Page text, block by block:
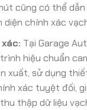
cũng có thể dẫn
diện chính xác
Tại Garage
hiệu chuẩn
xuất, sử dụng
xác tuyệt đối,
thập dữ liệu